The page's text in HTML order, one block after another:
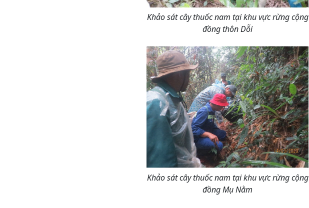
Khảo sát cây thuốc nam tại khu vực rừng cộng
đồng thôn Dỗi
Khảo sát cây thuốc nam tại khu vực rừng cộng
đồng Mụ Nằm